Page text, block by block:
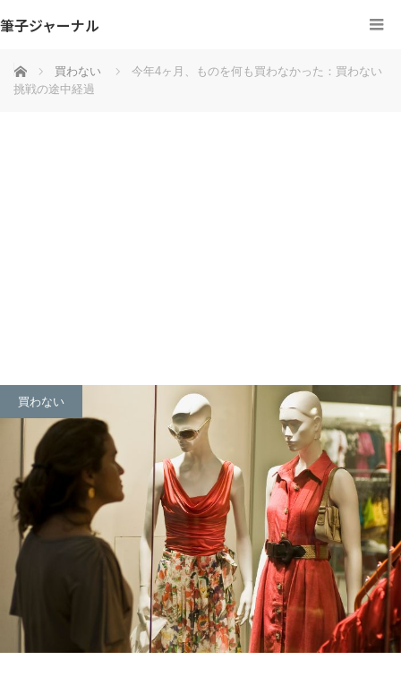
筆子ジャーナル
ホーム 買わない
今年4ヶ月、ものを何も買わなかった：買わない
挑戦の途中経過
買わない